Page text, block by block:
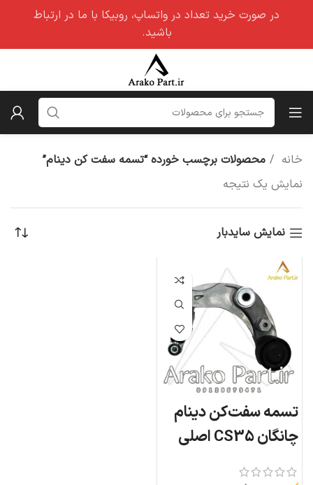
خانه
محصولات برچسب خورده “تسمه سفت کن دینام”
نمایش یک نتیجه
نمایش سایدبار
تسمه سفت‌کن دینام
چانگان CS35 اصلی
در صورت خرید تعداد در واتساپ، روبیکا با ما در ارتباط
باشید.